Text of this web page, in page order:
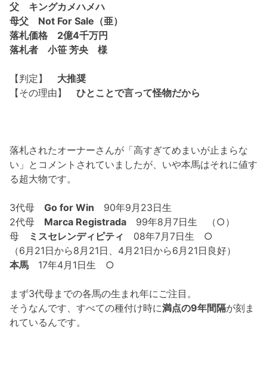
父 キングカメハメハ
母父 Not For Sale（亜）
落札価格 2億4千万円
落札者 小笹 芳央 様
【判定】 大推奨
【その理由】 ひとことで言って怪物だから
落札されたオーナーさんが「高すぎてめまいが止まらな
い」とコメントされていましたが、いや本馬はそれに値す
る超大物です。
3代母 Go for Win 90年9月23日生
2代母 Marca Registrada 99年8月7日生 （○）
母
ミスセレンディピティ 08年7月7日生 ○
（6月21日から8月21日、4月21日から6月21日良好）
本馬 17年4月1日生 ○
まず3代母までの各馬の生まれ年にご注目。
そうなんです、すべての種付け時に満点の9年間隔が刻ま
れているんです。